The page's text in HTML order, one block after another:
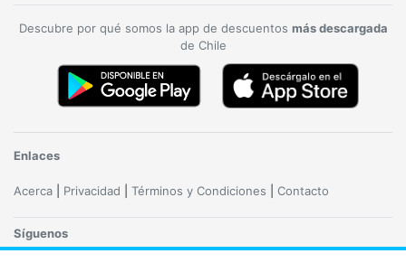
Descubre por qué somos la app de descuentos más descargada
de Chile
Enlaces
Acerca Privacidad Términos y Condiciones Contacto
Síguenos